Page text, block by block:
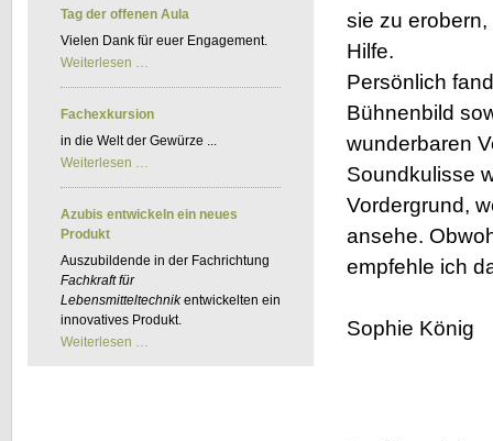
sie zu
Hilfe.
Persönlich
Bühnenbild
wunderbaren
Soundkulisse
Vordergrund,
ansehe.
empfehle ich
Sophie König
Tag der offenen Aula
Vielen Dank für euer Engagement.
Weiterlesen …
offenen
Aula
Fachexkursion
in die Welt der Gewürze ...
Weiterlesen …
Azubis entwickeln ein neues
Produkt
Auszubildende in der Fachrichtung
Fachkraft für
Lebensmitteltechnikentwickelten ein
innovatives Produkt.
Weiterlesen …